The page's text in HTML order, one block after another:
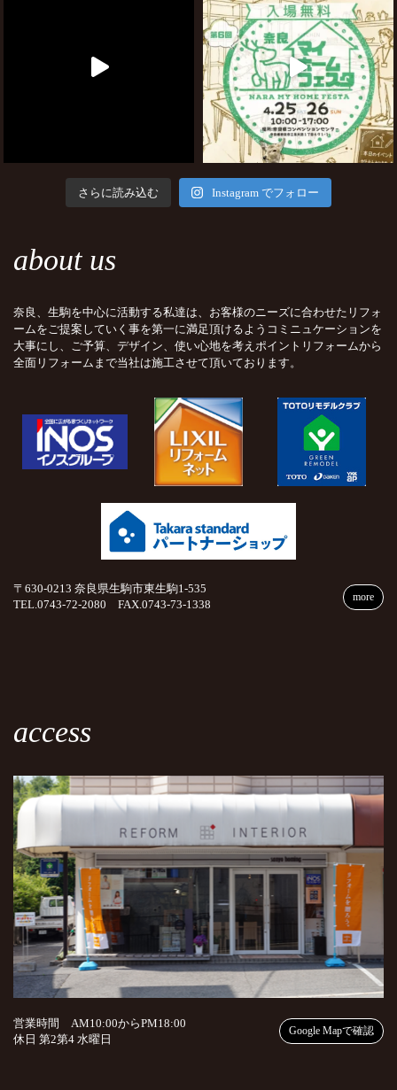
さらに読み込む Instagram でフォロー
about us
奈良、生駒を中心に活動する私達は、お客様のニーズに合わせたリフォ
ームをご提案していく事を第一に満足頂けるようコミニュケーションを
大事にし、ご予算、デザイン、使い心地を考えポイントリフォームから
全面リフォームまで当社は施工させて頂いております。
〒630-0213 奈良県生駒市東生駒1-535
TEL.0743-72-2080 FAX.0743-73-1338
more
access
営業時間 AM10:00からPM18:00
休日 第2第4 水曜日
Google Mapで確認